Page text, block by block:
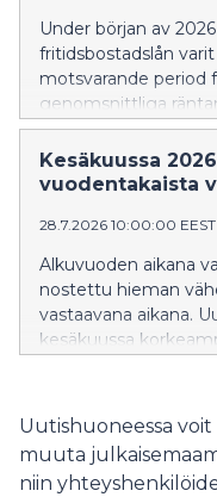
Under början av
fritidsbostadslån
motsvarande period
genomsnittliga
högre än för ett år
stuglånen än
månaders Euribor.
Kesäkuussa
vuodentakaista
28.7.2026 10:00:00 EEST
Alkuvuoden aikana
nostettu hieman
vastaavana aikana.
kesäkuussa
Uutishuoneessa
muuta
niin